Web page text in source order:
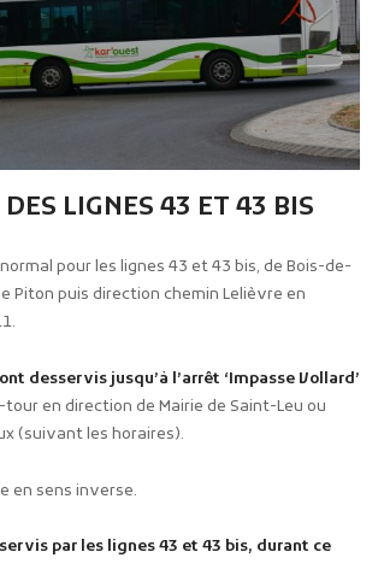
LIGNES 43 ET 43 BIS
pour les lignes 43 et 43 bis, de Bois-de-
Piton puis direction chemin Lelièvre en
desservis jusqu’à l’arrêt ‘Impasse Vollard’
en direction de Mairie de Saint-Leu ou
(suivant les horaires).
en sens inverse.
par les lignes 43 et 43 bis, durant ce